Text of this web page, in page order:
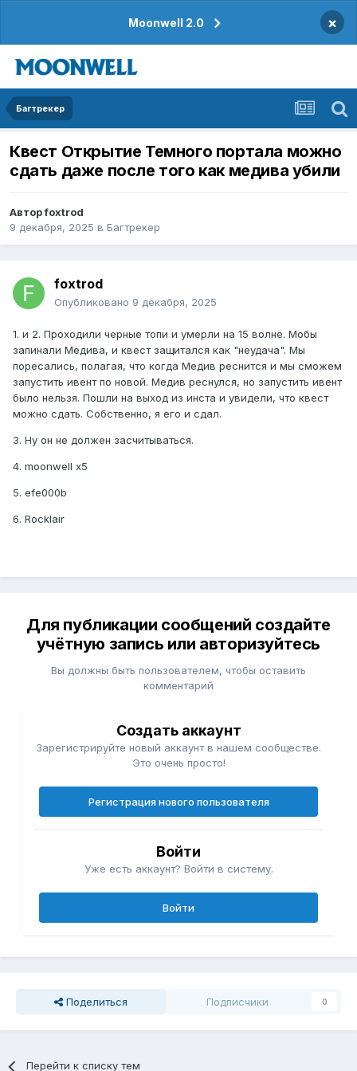
Moonwell 2.0 ×
Багтрекер
Квест Открытие Темного портала можно
сдать даже после того как медива убили
Авторfoxtrod
9 декабря, 2025 в Багтрекер
foxtrod
Опубликовано 9 декабря, 2025
1. и 2. Проходили черные топи и умерли на 15 волне. Мобы
запинали Медива, и квест защитался как "неудача". Мы
поресались, полагая, что когда Медив реснится и мы сможем
запустить ивент по новой. Медив реснулся, но запустить ивент
было нельзя. Пошли на выход из инста и увидели, что квест
можно сдать. Собственно, я его и сдал.
3. Ну он не должен засчитываться.
4. moonwell x5
5. efe000b
6. Rocklair
Для публикации сообщений создайте
учётную запись или авторизуйтесь
Вы должны быть пользователем, чтобы оставить
комментарий
Создать аккаунт
Зарегистрируйте новый аккаунт в нашем сообществе.
Это очень просто!
Регистрация нового пользователя
Войти
Уже есть аккаунт? Войти в систему.
Войти
Поделиться Подписчики 0
Перейти к списку тем